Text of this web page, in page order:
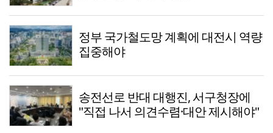
정부 국가철도망 계획에 대전시 역량
집중해야
송전선로 반대 대행진, 서구청장에
"직접 나서 의견수렴·대안 제시해야"